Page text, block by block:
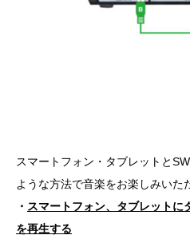
スマートフォン・タブレットと
ような方法で音楽をお楽しみいた
・ スマートフォン、タブレット
を再生する